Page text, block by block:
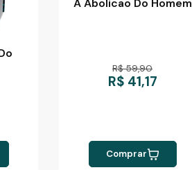
A Abolicao Do Homem
R$ 59,90
R$ 41,17
Comprar